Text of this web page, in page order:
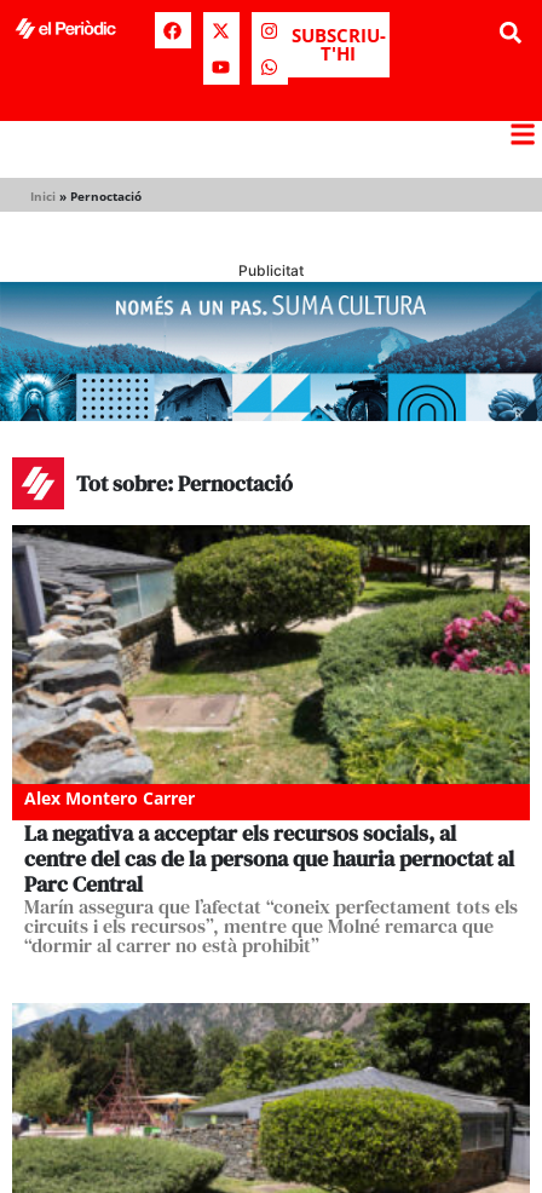
SUBSCRIU-
T'HI
Inici » Pernoctació
Publicitat
Tot sobre: Pernoctació
Alex Montero Carrer
La negativa a acceptar els recursos socials, al
centre del cas de la persona que hauria pernoctat al
Parc Central
Marín assegura que l’afectat “coneix perfectament tots els
circuits i els recursos”, mentre que Molné remarca que
“dormir al carrer no està prohibit”